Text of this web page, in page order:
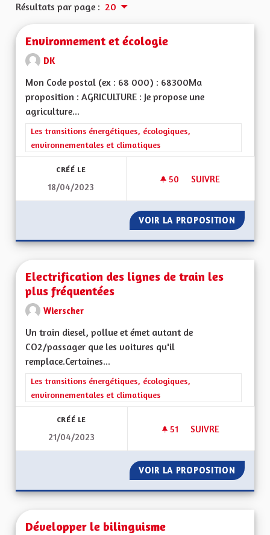
Résultats par page : 20
Environnement et écologie
DK
Mon Code postal (ex : 68 000) : 68300Ma
proposition : AGRICULTURE : Je propose une
agriculture...
Filtrer les résultats de la catégorie : Les transitions
Les transitions énergétiques, écologiques,
environnementales et climatiques
CRÉÉ LE
18/04/2023
50 50 ABONNÉS
SUIVRE
VOIR LA PROPOSITION
Electrification des lignes de train les
plus fréquentées
Wierscher
Un train diesel, pollue et émet autant de
CO2/passager que les voitures qu'il
remplace.Certaines...
Filtrer les résultats de la catégorie : Les transitions
Les transitions énergétiques, écologiques,
environnementales et climatiques
CRÉÉ LE
21/04/2023
51 51 ABONNÉS
SUIVRE
VOIR LA PROPOSITION
Développer le bilinguisme